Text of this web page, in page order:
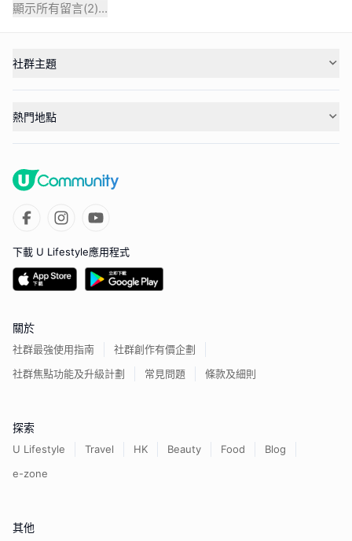
顯示所有留言(2)...
社群主題
熱門地點
下載 U Lifestyle應用程式
關於
社群最強使用指南
社群創作有價企劃
社群焦點功能及升級計劃
常見問題 條款及細則
探索
U Lifestyle Travel HK Beauty Food
Blog
e-zone
其他